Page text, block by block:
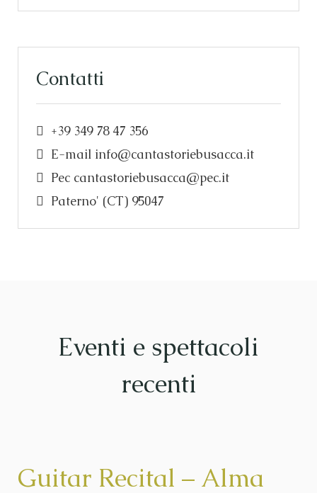
Contatti
+39 349 78 47 356
E-mail info@cantastoriebusacca.it
Pec cantastoriebusacca@pec.it
Paterno' (CT) 95047
Eventi e spettacoli
recenti
Guitar Recital – Alma